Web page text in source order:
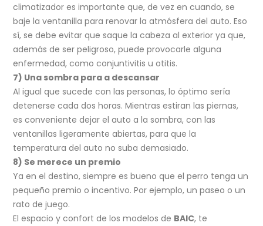
climatizador es importante que, de vez en cuando, se
baje la ventanilla para renovar la atmósfera del auto. Eso
sí, se debe evitar que saque la cabeza al exterior ya que,
además de ser peligroso, puede provocarle alguna
enfermedad, como conjuntivitis u otitis.
7) Una sombra para a descansar
Al igual que sucede con las personas, lo óptimo sería
detenerse cada dos horas. Mientras estiran las piernas,
es conveniente dejar el auto a la sombra, con las
ventanillas ligeramente abiertas, para que la
temperatura del auto no suba demasiado.
8) Se merece un premio
Ya en el destino, siempre es bueno que el perro tenga un
pequeño premio o incentivo. Por ejemplo, un paseo o un
rato de juego.
El espacio y confort de los modelos de BAIC, te